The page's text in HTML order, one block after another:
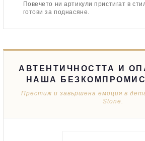
Повечето ни артикули пристигат в
готови за поднасяне.
АВТЕНТИЧНОСТТА И
НАША
Престиж и завършена емоция в
Stone.